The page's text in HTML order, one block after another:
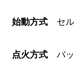
始動方式 セル
点火方式 バッ